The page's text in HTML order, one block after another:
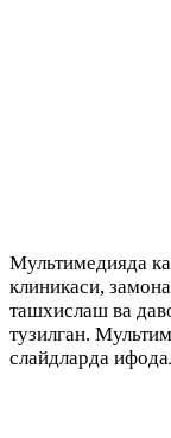
Мультимедияда
клиникаси,
ташхислаш ва
тузилган.
слайдларда